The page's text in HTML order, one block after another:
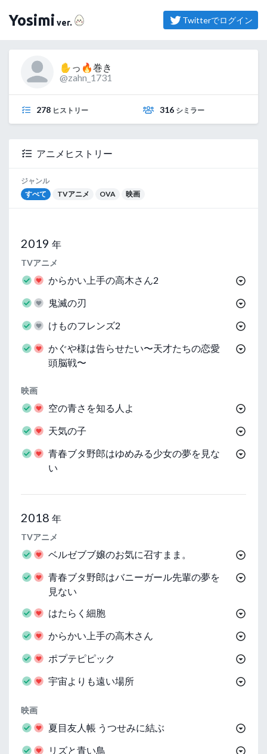
Yosimi（よしみ）
ver. Twitterでログイン
✋っ🔥巻き
@zahn_1731
278 ヒストリー 316 シミラー
アニメヒストリー
ジャンル
すべて
TVアニメ OVA 映画
2019 年
TVアニメ
からかい上手の高木さん2
鬼滅の刃
けものフレンズ2
かぐや様は告らせたい〜天才たちの恋愛
頭脳戦〜
映画
空の青さを知る人よ
天気の子
青春ブタ野郎はゆめみる少女の夢を見な
い
2018 年
TVアニメ
ベルゼブブ嬢のお気に召すまま。
青春ブタ野郎はバニーガール先輩の夢を
見ない
はたらく細胞
からかい上手の高木さん
ポプテピピック
宇宙よりも遠い場所
映画
夏目友人帳 うつせみに結ぶ
リズと青い鳥